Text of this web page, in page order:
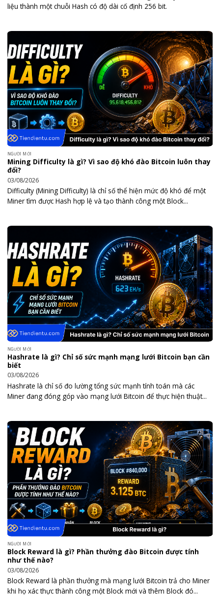
liệu thành một chuỗi Hash có độ dài cố định 256 bit.
NGƯỜI MỚI
Mining Difficulty là gì? Vì sao độ khó đào Bitcoin luôn thay
đổi?
03/08/2026
Difficulty (Mining Difficulty) là chỉ số thể hiện mức độ khó để một
Miner tìm được Hash hợp lệ và tạo thành công một Block...
NGƯỜI MỚI
Hashrate là gì? Chỉ số sức mạnh mạng lưới Bitcoin bạn cần
biết
03/08/2026
Hashrate là chỉ số đo lường tổng sức mạnh tính toán mà các
Miner đang đóng góp vào mạng lưới Bitcoin để thực hiện thuật...
NGƯỜI MỚI
Block Reward là gì? Phần thưởng đào Bitcoin được tính
như thế nào?
03/08/2026
Block Reward là phần thưởng mà mạng lưới Bitcoin trả cho Miner
khi họ xác thực thành công một Block mới và thêm Block đó...